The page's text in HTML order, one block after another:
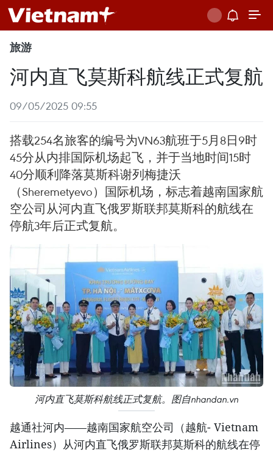
旅游
河内直飞莫斯科航线正式复航
09/05/2025 09:55
搭载254名旅客的编号为VN63航班于5月8日9时
45分从内排国际机场起飞，并于当地时间15时
40分顺利降落莫斯科谢列梅捷沃
（Sheremetyevo）国际机场，标志着越南国家航
空公司从河内直飞俄罗斯联邦莫斯科的航线在
停航3年后正式复航。
河内直飞莫斯科航线正式复航。图自nhandan.vn
越通社河内——越南国家航空公司（越航- Vietnam
Airlines）从河内直飞俄罗斯联邦莫斯科的航线在停